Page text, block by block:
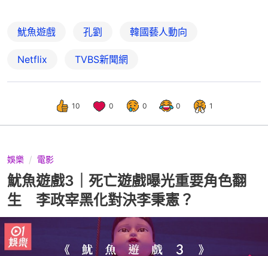
魷魚遊戲 孔劉 韓國藝人動向
Netflix TVBS新聞網
10 0 0 0 1
娛樂 電影
魷魚遊戲3｜死亡遊戲曝光重要角色翻
生 李政宰黑化對決李秉憲？